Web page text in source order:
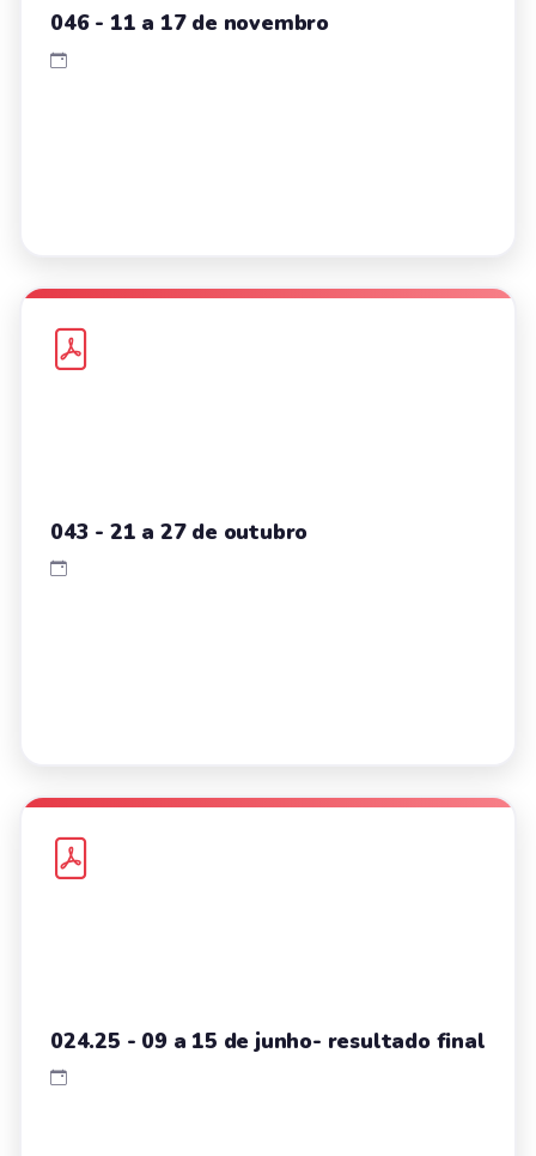
046 - 11 a 17 de novembro
043 - 21 a 27 de outubro
024.25 - 09 a 15 de junho- resultado final